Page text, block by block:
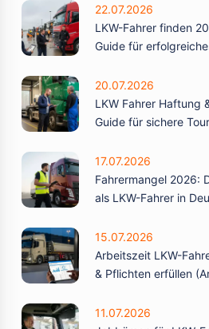
22.07.2026
LKW-Fahrer finden
Guide für
20.07.2026
LKW Fahrer Haftung
Guide für sichere
17.07.2026
Fahrermangel 2026:
als LKW-Fahrer in
15.07.2026
Arbeitszeit LKW-
& Pflichten erfüllen
11.07.2026